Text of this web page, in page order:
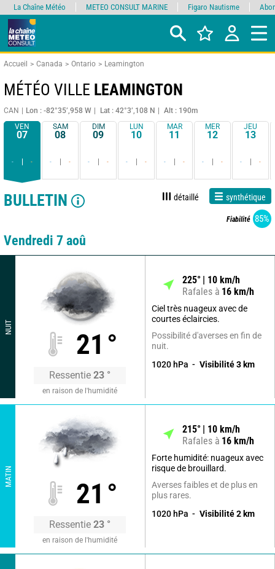
Accueil Canada Ontario Leamington
MÉTÉO VILLE LEAMINGTON
CAN Lon : -82°35’,958 W Lat : 42°3’,108 N
Alt : 190m
VEN
07
- -
SAM
08
- -
DIM
09
- -
LUN
10
- -
MAR
11
- -
MER
12
- -
JEU
13
- -
BULLETIN détaillé synthétique
Fiabilité 85%
Vendredi 7 aoû
NUIT
21 °
Ressentie 23 °
en raison de l'humidité
225° 10 km/h
Rafales à 16 km/h
Ciel très nuageux avec de
courtes éclaircies.
Possibilité d'averses en fin de
nuit.
1020 hPa Visibilité 3 km
MATIN
21 °
Ressentie 23 °
en raison de l'humidité
215° 10 km/h
Rafales à 16 km/h
Forte humidité: nuageux avec
risque de brouillard.
Averses faibles et de plus en
plus rares.
1020 hPa Visibilité 2 km
La Chaîne Météo METEO CONSULT MARINE Figaro Nautisme